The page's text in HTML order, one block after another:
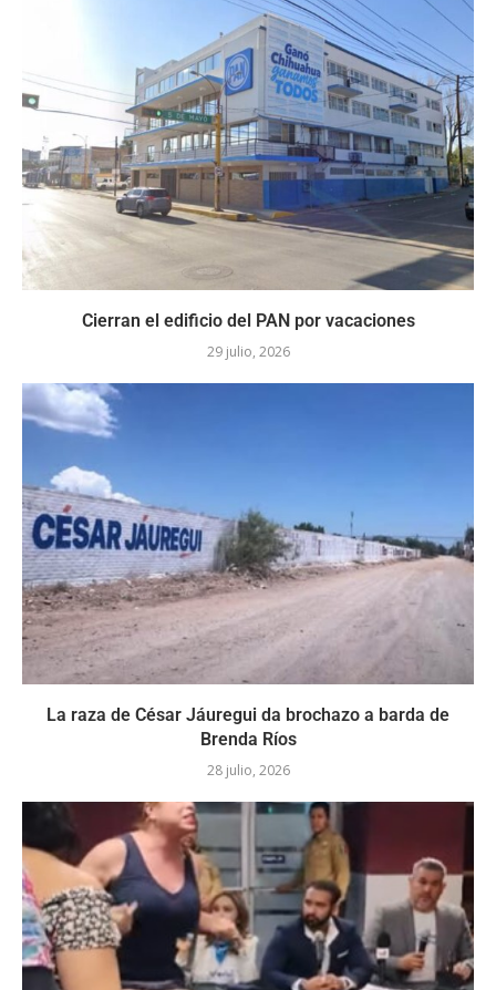
Cierran el edificio del PAN por vacaciones
29 julio, 2026
La raza de César Jáuregui da brochazo a barda de
Brenda Ríos
28 julio, 2026